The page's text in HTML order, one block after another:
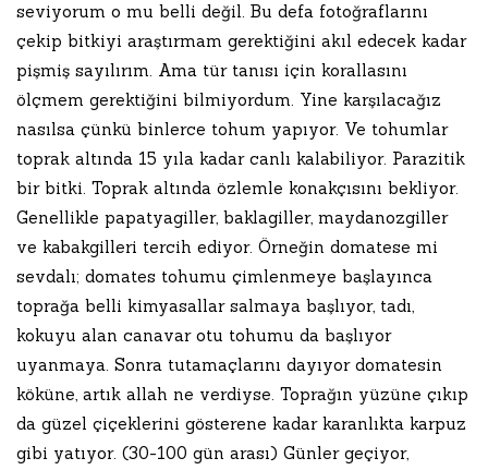
seviyorum o mu belli değil. Bu defa fotoğraflarını
çekip bitkiyi araştırmam gerektiğini akıl edecek kadar
pişmiş sayılırım. Ama tür tanısı için korallasını
ölçmem gerektiğini bilmiyordum. Yine karşılacağız
nasılsa çünkü binlerce tohum yapıyor. Ve tohumlar
toprak altında 15 yıla kadar canlı kalabiliyor. Parazitik
bir bitki. Toprak altında özlemle konakçısını bekliyor.
Genellikle papatyagiller, baklagiller, maydanozgiller
ve kabakgilleri tercih ediyor. Örneğin domatese mi
sevdalı; domates tohumu çimlenmeye başlayınca
toprağa belli kimyasallar salmaya başlıyor, tadı,
kokuyu alan canavar otu tohumu da başlıyor
uyanmaya. Sonra tutamaçlarını dayıyor domatesin
köküne, artık allah ne verdiyse. Toprağın yüzüne çıkıp
da güzel çiçeklerini gösterene kadar karanlıkta karpuz
gibi yatıyor. (30-100 gün arası) Günler geçiyor,